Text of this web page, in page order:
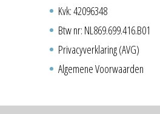
Kvk: 42096348
Btw nr: NL869.699.416.B01
Privacyverklaring (AVG)
Algemene Voorwaarden